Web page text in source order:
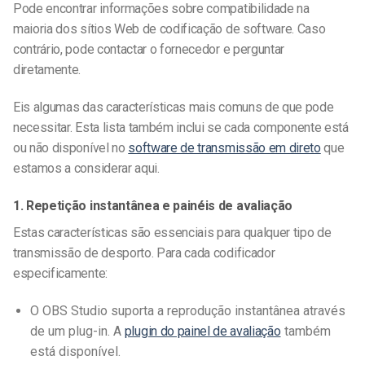
Pode encontrar informações sobre compatibilidade na
maioria dos sítios Web de codificação de software. Caso
contrário, pode contactar o fornecedor e perguntar
diretamente.
Eis algumas das características mais comuns de que pode
necessitar. Esta lista também inclui se cada componente está
ou não disponível no software de transmissão em direto que
estamos a considerar aqui.
1. Repetição instantânea e painéis de avaliação
Estas características são essenciais para qualquer tipo de
transmissão de desporto. Para cada codificador
especificamente:
O OBS Studio suporta a reprodução instantânea através
de um plug-in. A plugin do painel de avaliação também
está disponível.